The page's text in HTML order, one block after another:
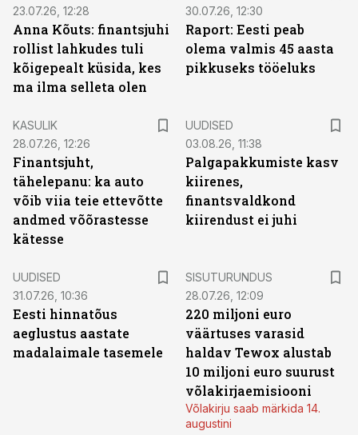
23.07.26, 12:28
Anna Kõuts: finantsjuhi
rollist lahkudes tuli
kõigepealt küsida, kes
ma ilma selleta olen
30.07.26, 12:30
Raport: Eesti peab
olema valmis 45 aasta
pikkuseks tööeluks
KASULIK
28.07.26, 12:26
Finantsjuht,
tähelepanu: ka auto
võib viia teie ettevõtte
andmed võõrastesse
kätesse
UUDISED
03.08.26, 11:38
Palgapakkumiste kasv
kiirenes,
finantsvaldkond
kiirendust ei juhi
UUDISED
31.07.26, 10:36
Eesti hinnatõus
aeglustus aastate
madalaimale tasemele
SISUTURUNDUS
28.07.26, 12:09
220 miljoni euro
väärtuses varasid
haldav Tewox alustab
10 miljoni euro suurust
võlakirjaemisiooni
Võlakirju saab märkida 14.
augustini